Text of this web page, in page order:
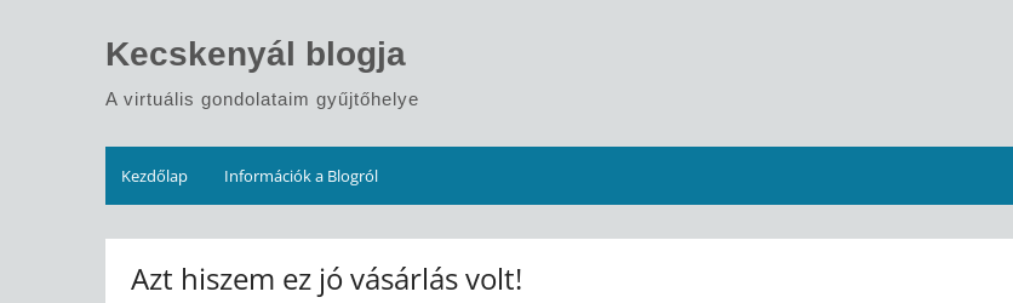
Kecskenyál blogja
A virtuális gondolataim gyűjtőhelye
Kezdőlap Információk a Blogról
Azt hiszem ez jó vásárlás volt!